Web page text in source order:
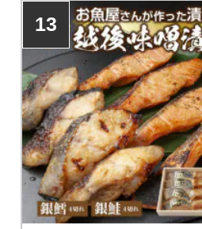
13